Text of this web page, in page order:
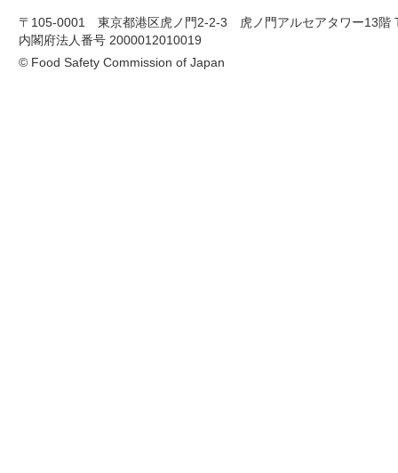
〒105-0001 東京都港区虎ノ門2-2-3 虎ノ門アルセアタワー13階
内閣府法人番号 2000012010019
© Food Safety Commission of Japan